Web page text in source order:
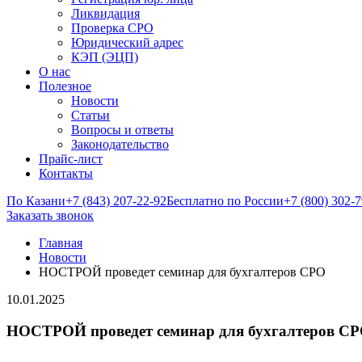
Ликвидация
Проверка СРО
Юридический адрес
КЭП (ЭЦП)
О нас
Полезное
Новости
Статьи
Вопросы и ответы
Законодательство
Прайс-лист
Контакты
По Казани+7 (843) 207-22-92Бесплатно по России+7 (800) 302-
Заказать звонок
Главная
Новости
НОСТРОЙ проведет семинар для бухгалтеров СРО
10.01.2025
НОСТРОЙ проведет семинар для бухгалтеров